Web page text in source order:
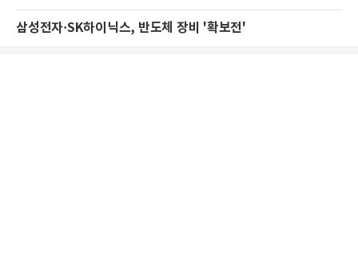
삼성전자·SK하이닉스, 반도체 장비 '확보전'